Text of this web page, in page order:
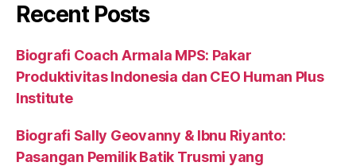
Recent Posts
Biografi Coach Armala MPS: Pakar
Produktivitas Indonesia dan CEO Human Plus
Institute
Biografi Sally Geovanny & Ibnu Riyanto:
Pasangan Pemilik Batik Trusmi yang